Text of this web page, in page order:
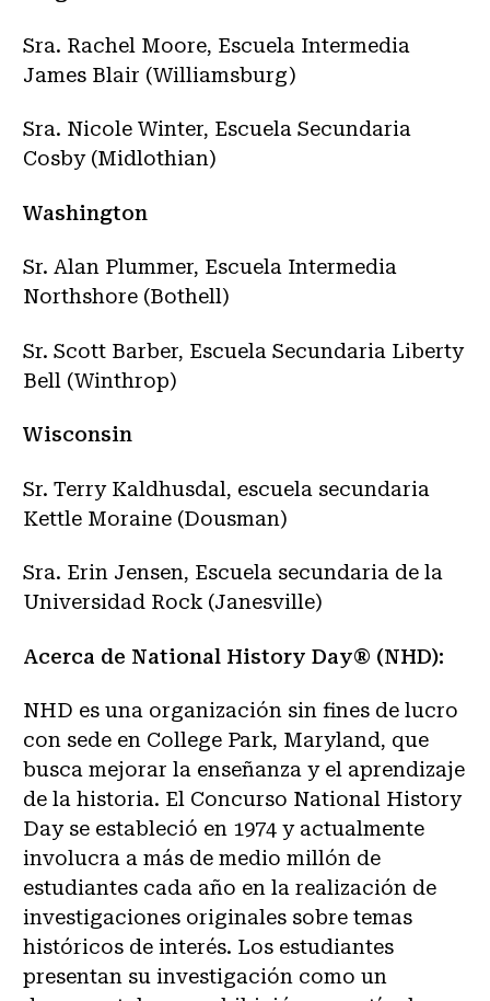
Sra. Rachel Moore, Escuela Intermedia
James Blair (Williamsburg)
Sra. Nicole Winter, Escuela Secundaria
Cosby (Midlothian)
Washington
Sr. Alan Plummer, Escuela Intermedia
Northshore (Bothell)
Sr. Scott Barber, Escuela Secundaria Liberty
Bell (Winthrop)
Wisconsin
Sr. Terry Kaldhusdal, escuela secundaria
Kettle Moraine (Dousman)
Sra. Erin Jensen, Escuela secundaria de la
Universidad Rock (Janesville)
Acerca de National History Day® (NHD):
NHD es una organización sin fines de lucro
con sede en College Park, Maryland, que
busca mejorar la enseñanza y el aprendizaje
de la historia. El Concurso National History
Day se estableció en 1974 y actualmente
involucra a más de medio millón de
estudiantes cada año en la realización de
investigaciones originales sobre temas
históricos de interés. Los estudiantes
presentan su investigación como un